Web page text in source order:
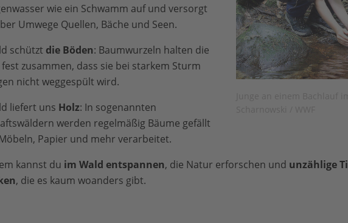
wie ein Schwamm auf und versorgt
Umwege Quellen, Bäche und Seen.
schützt die Böden: Baumwurzeln halten die
fest zusammen, dass sie bei starkem Sturm
nicht weggespült wird.
liefert uns Holz: In sogenannten
werden regelmäßig Bäume gefällt
Papier und mehr verarbeitet.
kannst du im Wald entspannen, die Natur erforschen und unzählige
, die es kaum woanders gibt.